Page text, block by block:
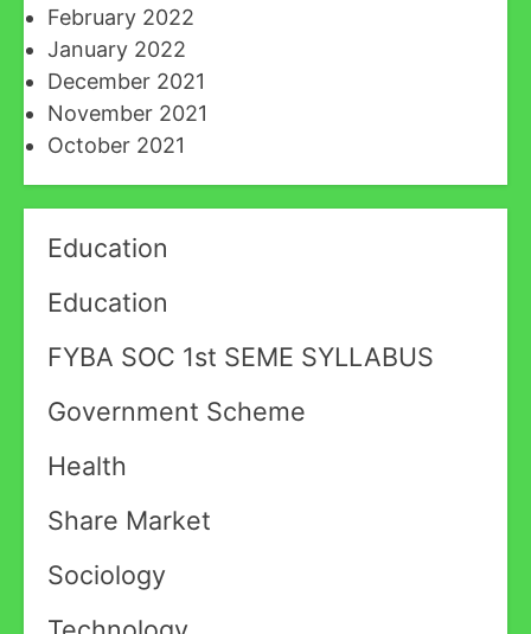
February 2022
January 2022
December 2021
November 2021
October 2021
Education
Education
FYBA SOC 1st SEME SYLLABUS
Government Scheme
Health
Share Market
Sociology